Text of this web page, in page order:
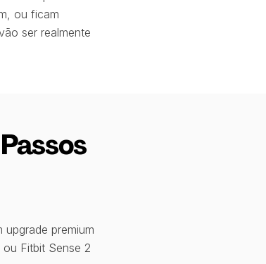
ou ficam
ser realmente
premium
Fitbit Sense 2